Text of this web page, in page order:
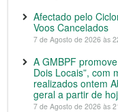
Afectado pelo
Voos Cancelados
7 de Agosto de 2026 às
A GMBPF
Dois Locais”, com
realizados ontem
geral a partir de
7 de Agosto de 2026 às